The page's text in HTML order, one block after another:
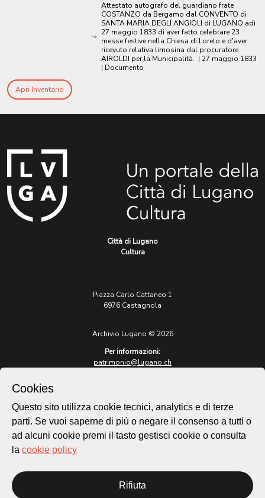
Attestato autografo del guardiano frate
COSTANZO da Bergamo dal CONVENTO di
SANTA MARIA DEGLI ANGIOLI di LUGANO adì
27 maggio 1833 di aver fatto celebrare 23
messe festive nella Chiesa di Loreto e d'aver
ricevuto relativa limosina dal procuratore
AIROLDI per la Municipalità. | 27 maggio 1833
| Documento
Apri Inventario
Città di Lugano
Cultura
Piazza Carlo Cattaneo 1
6976 Castagnola
Archivio Lugano © 2026
Per informazioni:
patrimonio@lugano.ch
lugano.ch
Cookie policy
Homepage
Temi
Cookies
Questo sito utilizza cookie tecnici, analytics e di terze
parti. Se vuoi saperne di più o negare il consenso a tutti o
ad alcuni cookie premi il tasto gestisci cookie o consulta
la cookie policy
Rifiuta